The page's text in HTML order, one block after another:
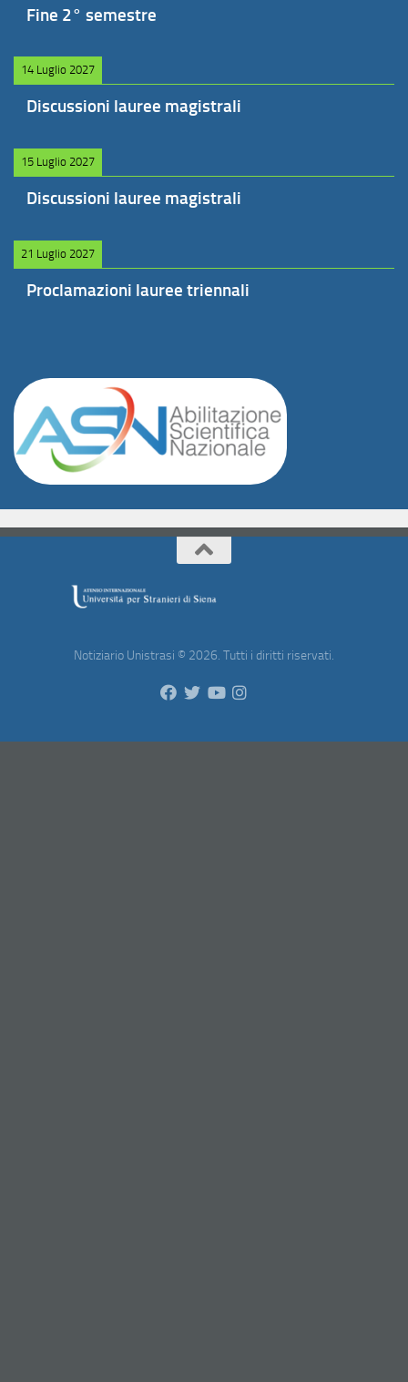
Fine 2° semestre
14 Luglio 2027
Discussioni lauree magistrali
15 Luglio 2027
Discussioni lauree magistrali
21 Luglio 2027
Proclamazioni lauree triennali
Notiziario Unistrasi © 2026. Tutti i diritti riservati.